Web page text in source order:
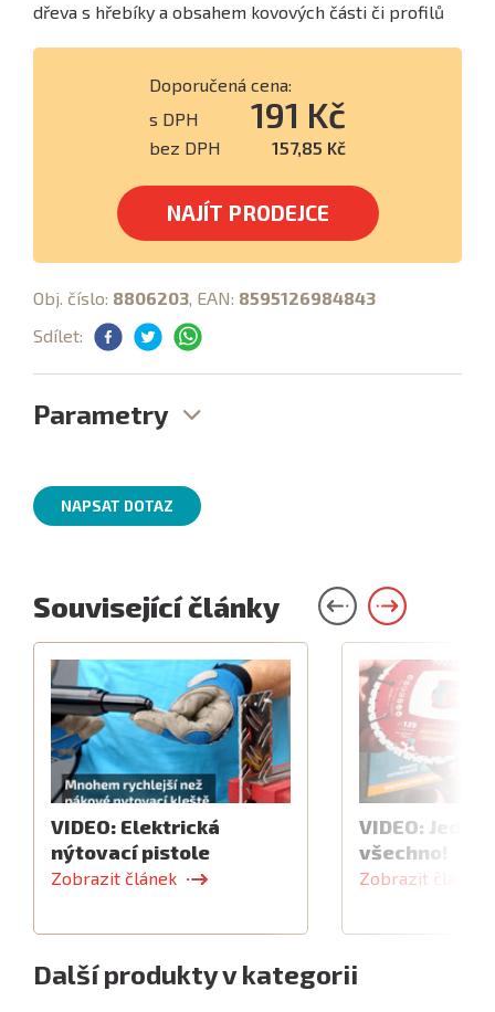
dřeva s hřebíky a obsahem kovových části či profilů
Doporučená cena:
s DPH
191 Kč
bez DPH 157,85 Kč
NAJÍT PRODEJCE
Obj. číslo: 8806203, EAN: 8595126984843
Sdílet:
Parametry
NAPSAT DOTAZ
Související články
VIDEO: Elektrická
nýtovací pistole
Zobrazit článek
VIDEO:
všechno!
Zobrazit článek
Další produkty v kategorii